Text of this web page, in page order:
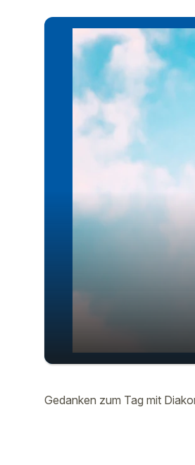
play_arrow Gerstacker vom
Gedanken zum Tag mit